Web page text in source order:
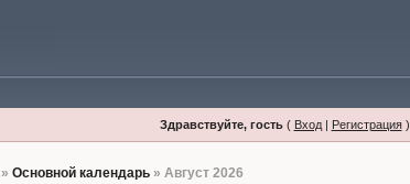
Здравствуйте, гость( Вход| Регистрация)
»Основной календарь » Август 2026